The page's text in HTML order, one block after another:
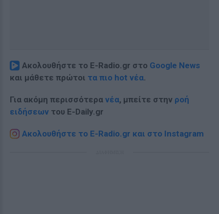
Ακολουθήστε το E-Radio.gr στο Google News
και μάθετε πρώτοι τα πιο hot νέα.
Για ακόμη περισσότερα νέα, μπείτε στην ροή
ειδήσεων του E-Daily.gr
Ακολουθήστε το E-Radio.gr και στο Instagram